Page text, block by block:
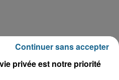
: bientôt une Maison
"pour rapporter des...
privée est notre priorité
Continuer sans accepter